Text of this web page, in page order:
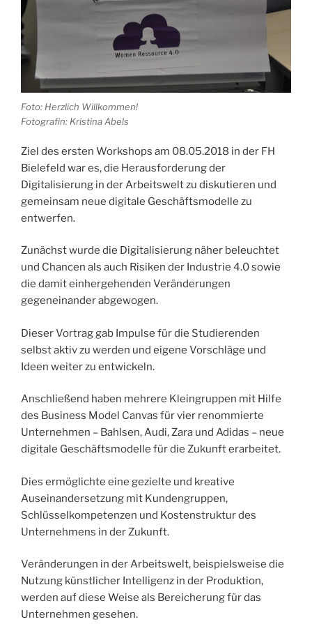
Foto: Herzlich Willkommen!
Fotografin: Kristina Abels
Ziel des ersten Workshops am 08.05.2018 in der FH
Bielefeld war es, die Herausforderung der
Digitalisierung in der Arbeitswelt zu diskutieren und
gemeinsam neue digitale Geschäftsmodelle zu
entwerfen.
Zunächst wurde die Digitalisierung näher beleuchtet
und Chancen als auch Risiken der Industrie 4.0 sowie
die damit einhergehenden Veränderungen
gegeneinander abgewogen.
Dieser Vortrag gab Impulse für die Studierenden
selbst aktiv zu werden und eigene Vorschläge und
Ideen weiter zu entwickeln.
Anschließend haben mehrere Kleingruppen mit Hilfe
des Business Model Canvas für vier renommierte
Unternehmen – Bahlsen, Audi, Zara und Adidas – neue
digitale Geschäftsmodelle für die Zukunft erarbeitet.
Dies ermöglichte eine gezielte und kreative
Auseinandersetzung mit Kundengruppen,
Schlüsselkompetenzen und Kostenstruktur des
Unternehmens in der Zukunft.
Veränderungen in der Arbeitswelt, beispielsweise die
Nutzung künstlicher Intelligenz in der Produktion,
werden auf diese Weise als Bereicherung für das
Unternehmen gesehen.